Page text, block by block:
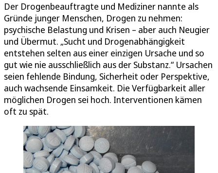
Der Drogenbeauftragte und Mediziner nannte als
Gründe junger Menschen, Drogen zu nehmen:
psychische Belastung und Krisen – aber auch Neugier
und Übermut. „Sucht und Drogenabhängigkeit
entstehen selten aus einer einzigen Ursache und so
gut wie nie ausschließlich aus der Substanz.“ Ursachen
seien fehlende Bindung, Sicherheit oder Perspektive,
auch wachsende Einsamkeit. Die Verfügbarkeit aller
möglichen Drogen sei hoch. Interventionen kämen
oft zu spät.